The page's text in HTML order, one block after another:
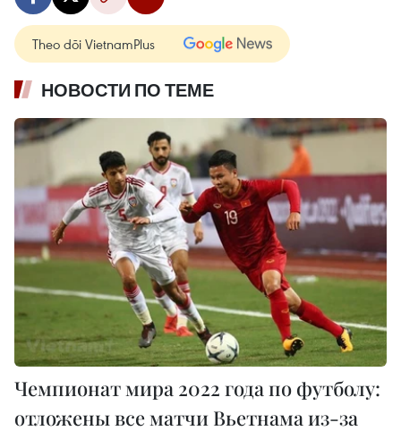
Theo dõi VietnamPlus
НОВОСТИ ПО ТЕМЕ
Чемпионат мира 2022 года по футболу:
отложены все матчи Вьетнама из-за